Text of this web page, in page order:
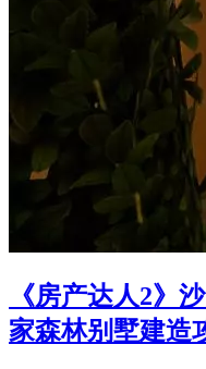
《房产达人2》
家森林别墅建造